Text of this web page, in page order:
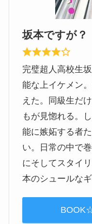
坂本ですが？
完璧超人高校生
能な上イケメン
えた。同級生だ
もが見惚れる。
能に嫉妬する者
い。日常の中で
にそしてスタイ
本のシュールな